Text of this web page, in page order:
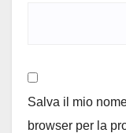
Salva il mio
browser per la